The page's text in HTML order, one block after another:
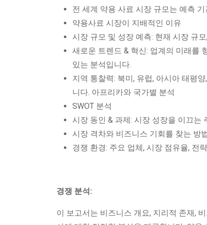
전 세계 약용 사료 시장 규모는 예측
약용사료 시장이 지배적인 이유
시장 규모 및 성장 예측: 현재 시장 규
새로운 트렌드 & 혁신: 업계의 미래를
있는 분석입니다.
지역 통찰력: 북미, 유럽, 아시아 태평
니다. 아프리카와 국가별 분석
SWOT 분석
시장 동인 & 과제: 시장 성장을 이끄는
시장 격차와 비즈니스 기회를 찾는 방
경쟁 환경: 주요 업체, 시장 점유율, 전
경쟁 분석:
이 보고서는 비즈니스 개요, 지리적 존재,